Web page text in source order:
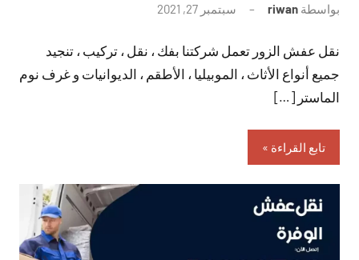
بواسطة riwan سبتمبر 27, 2021
تعليقات
نقل عفش الزور تعمل شركتنا بفك ، نقل ، تركيب ، تنجيد
جميع أنواع الأثاث ، الموبيليا ، الأطقم ، الديوانيات و غرف نوم
الماستر […]
تابع القراءة